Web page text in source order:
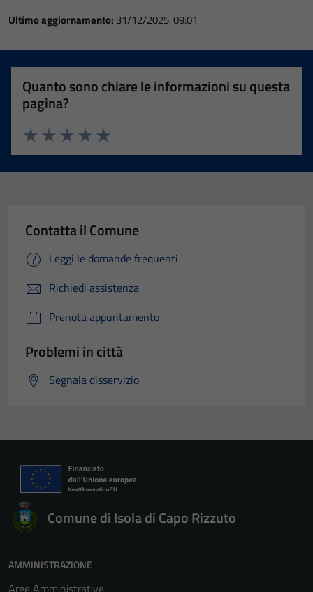
Ultimo aggiornamento: 31/12/2025, 09:01
Quanto sono chiare le informazioni su questa
pagina?
Valuta 5 stelle su 5
Valuta 4 stelle su 5
Valuta 3 stelle su 5
Valuta 2 stelle su 5
Valuta 1 stelle su 5
Contatta il Comune
Leggi le domande frequenti
Richiedi assistenza
Prenota appuntamento
Problemi in città
Segnala disservizio
Comune di Isola di Capo Rizzuto
AMMINISTRAZIONE
Aree Amministrative